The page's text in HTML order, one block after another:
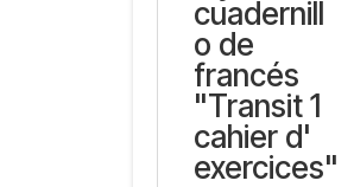
cuadernill
o de
francés
"Transit 1
cahier d'
exercices"